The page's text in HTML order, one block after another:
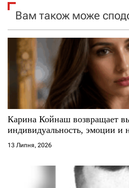
а
п
с
я
м
а
п
с
і
в
Вам також може
Карина Койнаш возвращает
индивидуальность, эмоции и
13 Липня, 2026